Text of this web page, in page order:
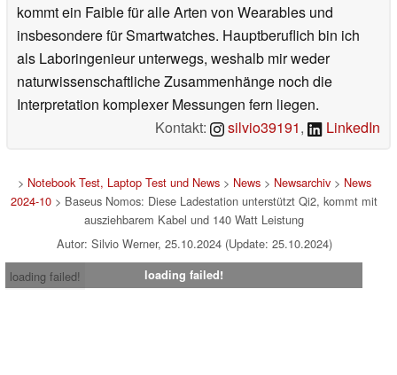
kommt ein Faible für alle Arten von Wearables und
insbesondere für Smartwatches. Hauptberuflich bin ich
als Laboringenieur unterwegs, weshalb mir weder
naturwissenschaftliche Zusammenhänge noch die
Interpretation komplexer Messungen fern liegen.
Kontakt:
silvio39191, LinkedIn
> Notebook Test, Laptop Test und News> News> Newsarchiv> News
2024-10 > Baseus Nomos: Diese Ladestation unterstützt Qi2, kommt mit
ausziehbarem Kabel und 140 Watt Leistung
Autor: Silvio Werner, 25.10.2024 (Update: 25.10.2024)
loading failed!
loading failed!